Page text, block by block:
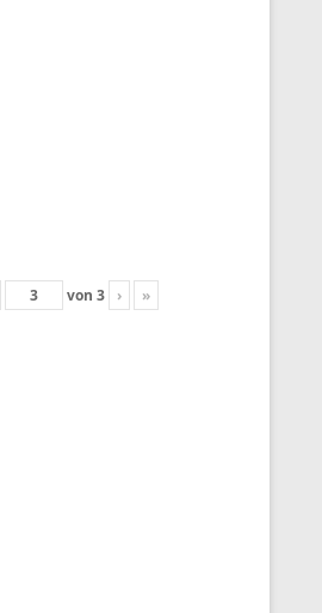
von 3 › »